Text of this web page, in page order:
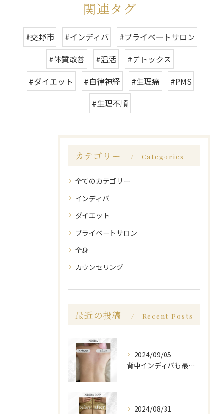
関連タグ
#交野市 #インディバ
#プライベートサロン
#体質改善
#温活
#デトックス
#ダイエット
#自律神経 #生理痛
#PMS
#生理不順
カテゴリー Categories
全てのカテゴリー
インディバ
ダイエット
プライベートサロン
全身
カウンセリング
最近の投稿 Recent Posts
2024/09/05
背中インディバも最高に癒し🪽
2024/08/31